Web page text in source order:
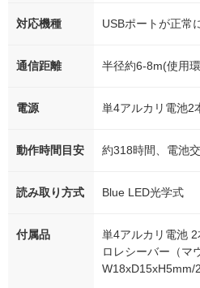
対応機種 USBポートが正常
通信距離 半径約6-8m(使用
電源 単4アルカリ電池2
動作時間目安 約318時間、電池
読み取り方式 Blue LED光学式
付属品
単4アルカリ電池
ロレシーバー（マ
W18xD15xH5mm/